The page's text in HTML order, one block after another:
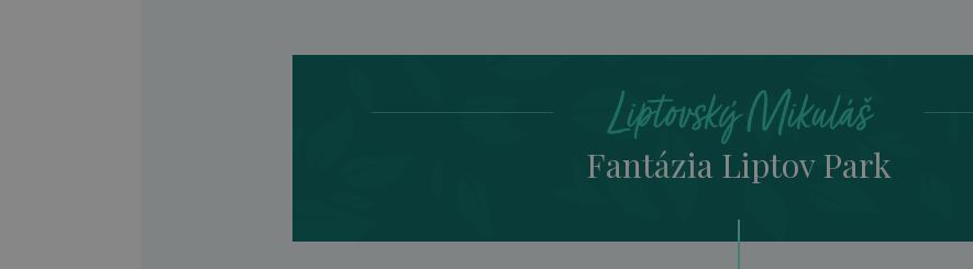
Fantázia Liptov Park
Liptovský Mikuláš
Fantázia Liptov Park